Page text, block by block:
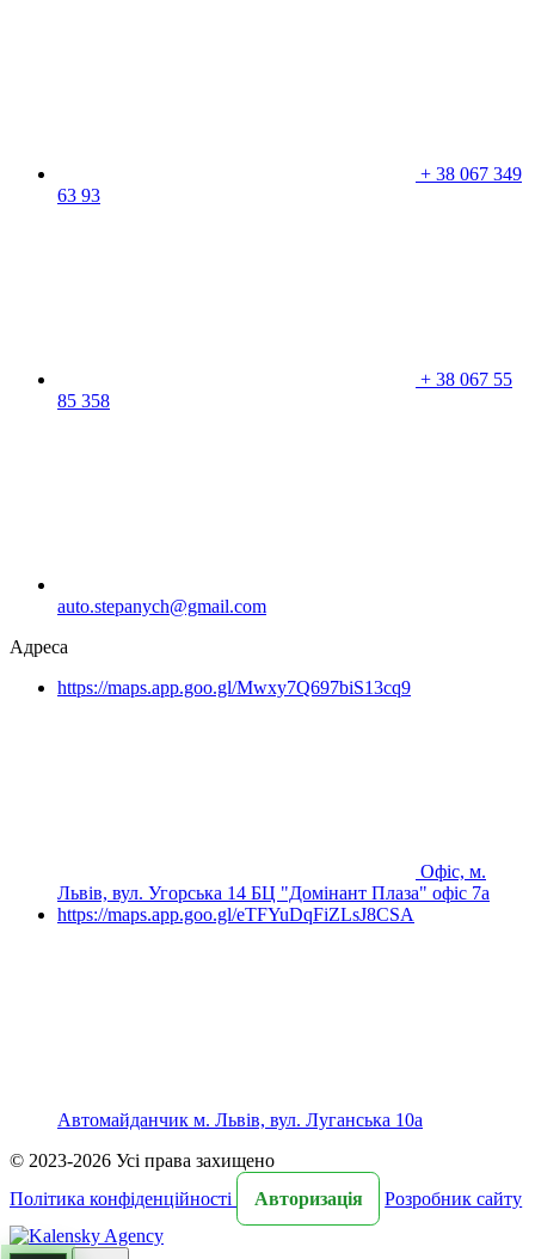
+ 38 067 349
63 93
+ 38 067 55
85 358
auto.stepanych@gmail.com
Адреса
https://maps.app.goo.gl/Mwxy7Q697biS13cq9
Офіс, м.
Львів, вул. Угорська 14 БЦ "Домінант Плаза" офіс 7а
https://maps.app.goo.gl/eTFYuDqFiZLsJ8CSA
Автомайданчик м. Львів, вул. Луганська 10а
© 2023-2026 Усі права захищено
Політика конфіденційності
Авторизація Розробник сайту